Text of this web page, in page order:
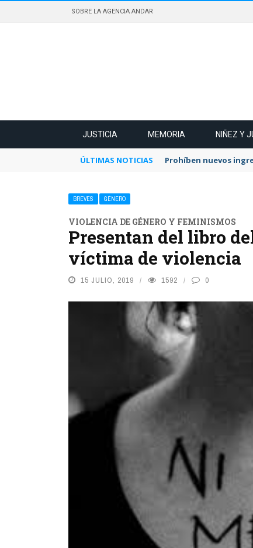
SOBRE LA AGENCIA ANDAR
JUSTICIA MEMORIA NIÑEZ Y
ÚLTIMAS NOTICIAS Prohíben nuevos
BREVES GÉNERO
VIOLENCIA DE GÉNERO Y FEMINISMOS
Presentan del libro
víctima de violencia
15 JULIO, 2019 1592 0